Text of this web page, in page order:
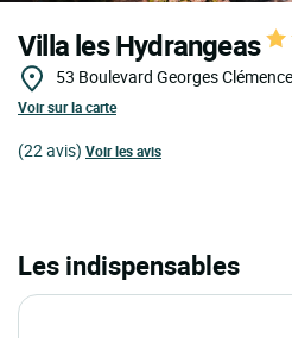
Villa les Hydrangeas
53 Boulevard Georges
Voir sur la carte
(22 avis) Voir les avis
Les indispensables